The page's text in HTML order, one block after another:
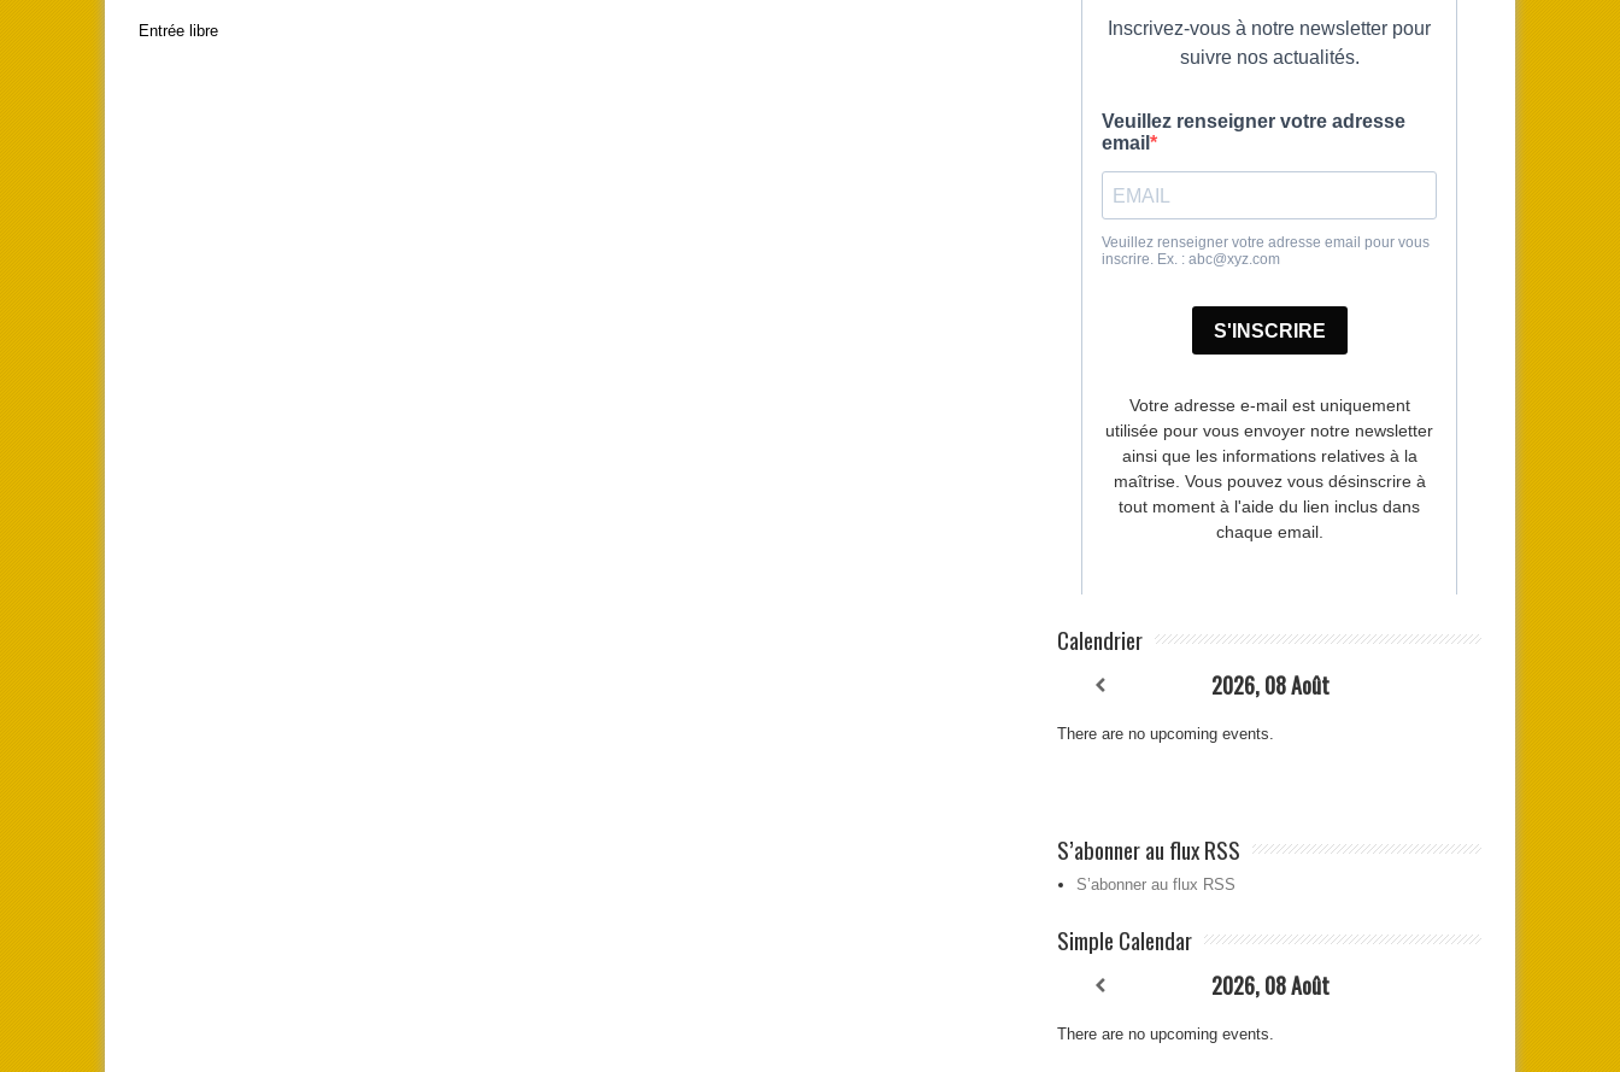
Entrée libre
Calendrier
2026, 08 Août
There are no upcoming events.
S’abonner au flux RSS
S’abonner au flux RSS
Simple Calendar
2026, 08 Août
There are no upcoming events.